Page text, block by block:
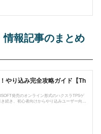
報記事のまとめ
やり込み完全攻略ガイド【Th
発売のオンライン形式のハクスラTPSゲ
続き、初心者向けからやり込みユーザー向け